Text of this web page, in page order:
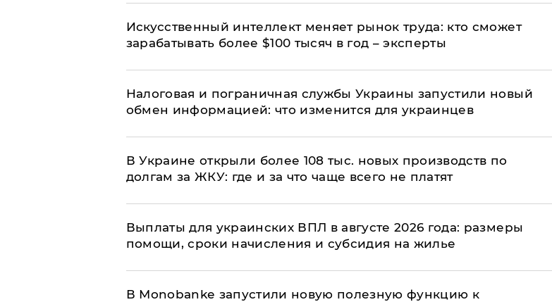
Искусственный интеллект меняет рынок труда: кто сможет
зарабатывать более $100 тысяч в год – эксперты
Налоговая и пограничная службы Украины запустили новый
обмен информацией: что изменится для украинцев
В Украине открыли более 108 тыс. новых производств по
долгам за ЖКУ: где и за что чаще всего не платят
Выплаты для украинских ВПЛ в августе 2026 года: размеры
помощи, сроки начисления и субсидия на жилье
В Мonobankе запустили новую полезную функцию к